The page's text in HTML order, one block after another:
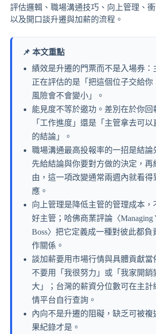
評估邏輯、職場溝通技巧、向上管理、衝
以及開口談升遷與加薪的流程。
📌 本文重點
績效是升遷的門票而不是入場券：
正在評估的是「把這個位子交給你
風險會不會變小」。
能見度不等於邀功。差別在於你回
「工作進度」還是「主管拿去可以
的結論」。
職場溝通最高投報率的一招是結論
先給結論與你要對方做的決定，再
由，這一項改變通常兩週內就看得
應。
向上管理是降低主管的管理成本，
好主管；哈佛商業評論〈Managing
Boss〉把它定義成一種對彼此都負
作關係。
談加薪要用市場行情與具體貢獻當
不要用「我很努力」或「我家開銷
大」；台灣的薪資分位數可在主計
情平台自行查詢。
內向不是升遷的阻礙，缺乏可被複
果紀錄才是。